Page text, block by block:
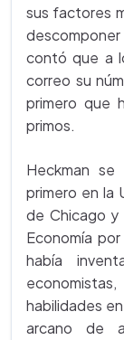
sus factores
contó que a
correo su
primero que
primos.
Heckman
primero en la
de Chicago
Economía
había
habilidades
arcano de